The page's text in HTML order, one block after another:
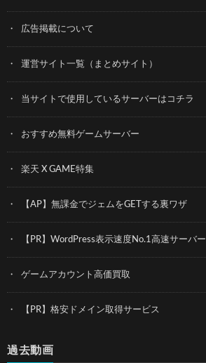
広告掲載について
運営サイト一覧（まとめサイト）
当サイトで使用しているサーバーはコチラ
おすすめ無料ゲームサーバー
楽天 X GAME特集
【AP】無課金でジェムをGETする裏ワザ
【PR】WordPress表示速度No.1高速サーバー
ゲームアカウント高価買取
【PR】格安ドメイン取得サービス
過去動画